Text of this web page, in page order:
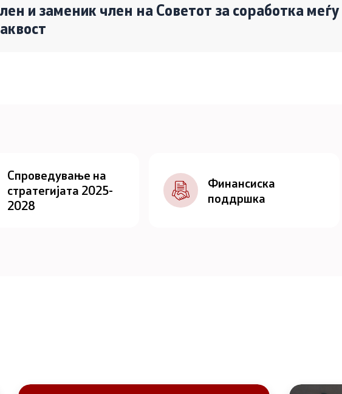
и заменик член на Советот за соработка
Спроведување на
стратегијата 2025-
2028
Финансиска
поддршка